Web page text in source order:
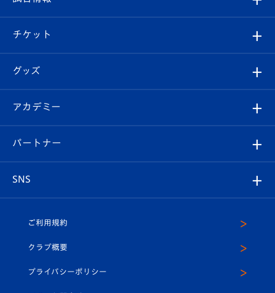
試合情報
チケット
イベント
メディア
ホームタウン
クラブ概要
エンブレム紹介
スタッフプロフィール
マスコット紹介
はじめての観戦ガイド
Revive Team
ヴィヴィくんの長崎おもてなしガイド
試合日程/結果
フォトギャラリー
スタジアムグルメ
チケット
チケット
V-LOVERS（ファンクラブ）
プレイヤーズスイート
グッズ
オンラインショップ
店舗情報
アカデミー
育成からのお知らせ
U-18
パートナー
SNS
ヴィヴィくんインスタグラム
公式LINE＠
ご利用規約
クラブ概要
プライバシーポリシー